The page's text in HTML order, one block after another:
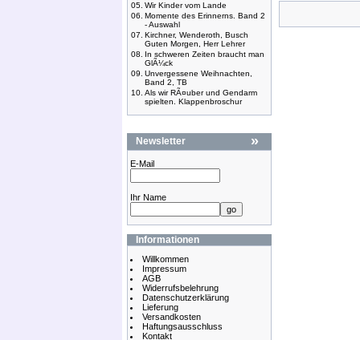
05. Wir Kinder vom Lande
06. Momente des Erinnerns. Band 2
- Auswahl
07. Kirchner, Wenderoth, Busch
Guten Morgen, Herr Lehrer
08.
In schweren Zeiten braucht man
GlÃ¼ck
09. Unvergessene Weihnachten,
Band 2, TB
10. Als wir RÃ¤uber und Gendarm
spielten. Klappenbroschur
Newsletter »
E-Mail
Ihr Name
Informationen
Willkommen
Impressum
AGB
Widerrufsbelehrung
Datenschutzerklärung
Lieferung
Versandkosten
Haftungsausschluss
Kontakt